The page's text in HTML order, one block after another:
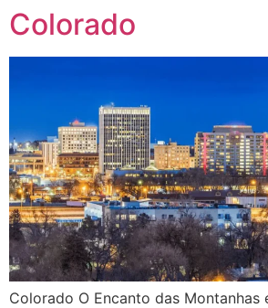
Colorado
Colorado O Encanto das Montanhas